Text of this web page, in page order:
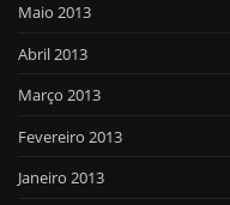
Maio 2013
Abril 2013
Março 2013
Fevereiro 2013
Janeiro 2013